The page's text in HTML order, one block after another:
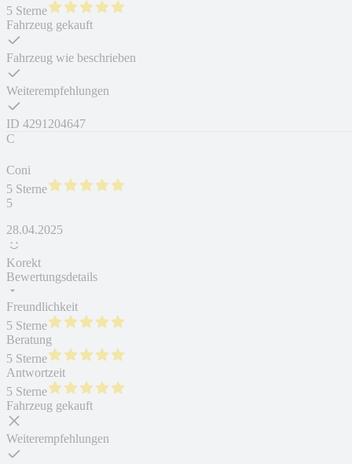
5 Sterne
Fahrzeug gekauft
Fahrzeug wie beschrieben
Weiterempfehlungen
ID 4291204647
C
Coni
5 Sterne
5
28.04.2025
Korekt
Bewertungsdetails
Freundlichkeit
5 Sterne
Beratung
5 Sterne
Antwortzeit
5 Sterne
Fahrzeug gekauft
Weiterempfehlungen